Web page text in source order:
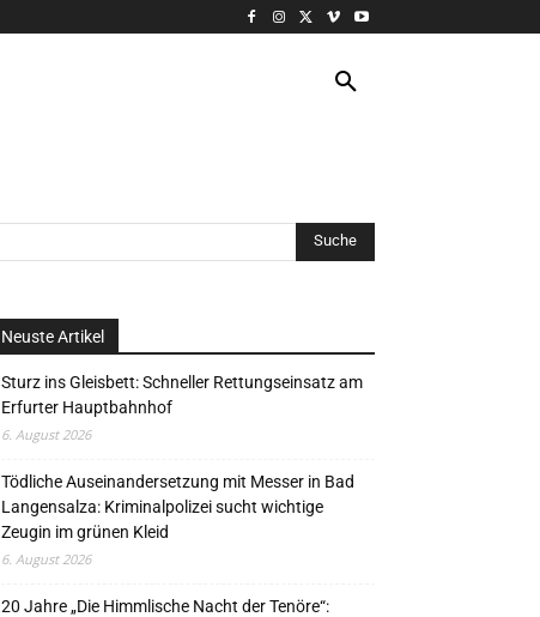
Neuste Artikel
Sturz ins Gleisbett: Schneller Rettungseinsatz am
Erfurter Hauptbahnhof
6. August 2026
Tödliche Auseinandersetzung mit Messer in Bad
Langensalza: Kriminalpolizei sucht wichtige
Zeugin im grünen Kleid
6. August 2026
20 Jahre „Die Himmlische Nacht der Tenöre“: